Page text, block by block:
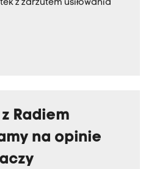
z zarzutem usiłowania
Radiem
na opinie